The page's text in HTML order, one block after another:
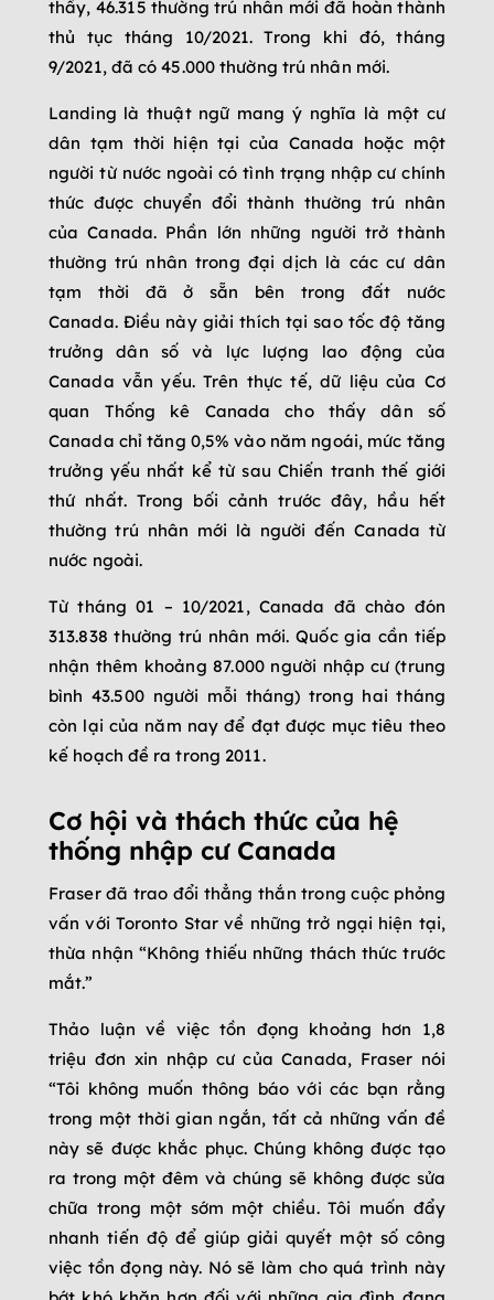
thấy, 46.315 thường trú nhân mới đã hoàn thành
thủ tục tháng 10/2021. Trong khi đó, tháng
9/2021, đã có 45.000 thường trú nhân mới.
Landing là thuật ngữ mang ý nghĩa là một cư
dân tạm thời hiện tại của Canada hoặc một
người từ nước ngoài có tình trạng nhập cư chính
thức được chuyển đổi thành thường trú nhân
của Canada. Phần lớn những người trở thành
thường trú nhân trong đại dịch là các cư dân
tạm thời đã ở sẵn bên trong đất nước
Canada. Điều này giải thích tại sao tốc độ tăng
trưởng dân số và lực lượng lao động của
Canada vẫn yếu. Trên thực tế, dữ liệu của Cơ
quan Thống kê Canada cho thấy dân số
Canada chỉ tăng 0,5% vào năm ngoái, mức tăng
trưởng yếu nhất kể từ sau Chiến tranh thế giới
thứ nhất. Trong bối cảnh trước đây, hầu hết
thường trú nhân mới là người đến Canada từ
nước ngoài.
Từ tháng 01 – 10/2021, Canada đã chào đón
313.838 thường trú nhân mới. Quốc gia cần tiếp
nhận thêm khoảng 87.000 người nhập cư (trung
bình 43.500 người mỗi tháng) trong hai tháng
còn lại của năm nay để đạt được mục tiêu theo
kế hoạch đề ra trong 2011.
Cơ hội và thách thức của hệ
thống nhập cư Canada
Fraser đã trao đổi thẳng thắn trong cuộc phỏng
vấn với Toronto Star về những trở ngại hiện tại,
thừa nhận “Không thiếu những thách thức trước
mắt.”
Thảo luận về việc tồn đọng khoảng hơn 1,8
triệu đơn xin nhập cư của Canada, Fraser nói
“Tôi không muốn thông báo với các bạn rằng
trong một thời gian ngắn, tất cả những vấn đề
này sẽ được khắc phục. Chúng không được tạo
ra trong một đêm và chúng sẽ không được sửa
chữa trong một sớm một chiều. Tôi muốn đẩy
nhanh tiến độ để giúp giải quyết một số công
việc tồn đọng này. Nó sẽ làm cho quá trình này